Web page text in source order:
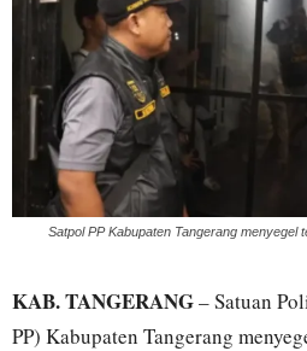
Satpol PP Kabupaten Tangerang menyegel
KAB. TANGERANG– Satuan
PP) Kabupaten Tangerang